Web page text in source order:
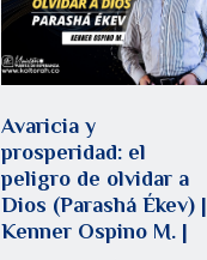
Avaricia y
prosperidad: el
peligro de olvidar a
Dios (Parashá Ékev) |
Kenner Ospino M. |